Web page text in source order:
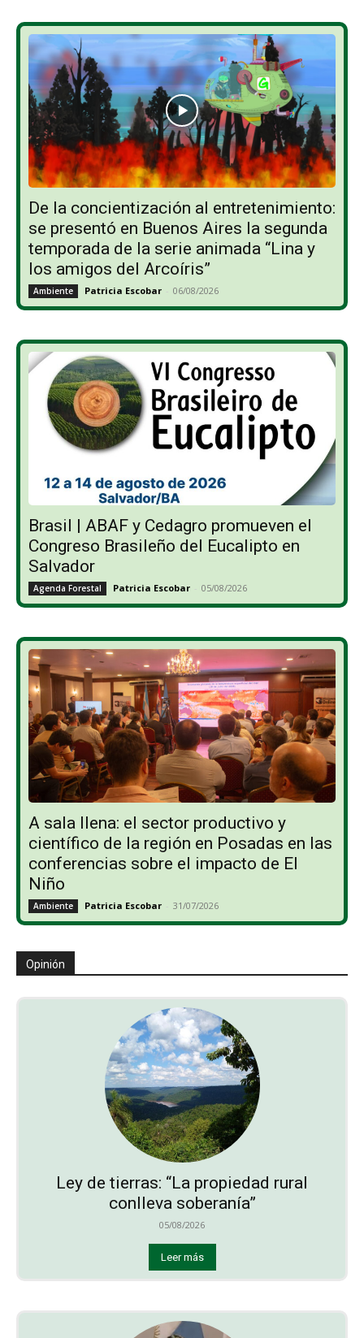
De la concientización al entretenimiento:
se presentó en Buenos Aires la segunda
temporada de la serie animada “Lina y
los amigos del Arcoíris”
Ambiente Patricia Escobar - 06/08/2026
Brasil | ABAF y Cedagro promueven el
Congreso Brasileño del Eucalipto en
Salvador
Agenda Forestal Patricia Escobar - 05/08/2026
A sala llena: el sector productivo y
científico de la región en Posadas en las
conferencias sobre el impacto de El
Niño
Ambiente Patricia Escobar - 31/07/2026
Opinión
Ley de tierras: “La propiedad rural
conlleva soberanía”
05/08/2026
Leer más